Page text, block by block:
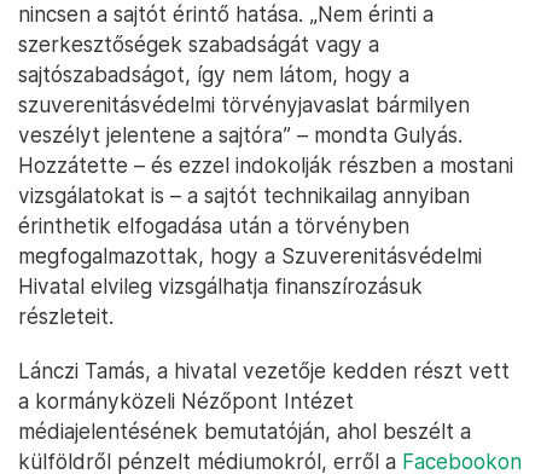
nincsen a sajtót érintő hatása. „Nem érinti a
szerkesztőségek szabadságát vagy a
sajtószabadságot, így nem látom, hogy a
szuverenitásvédelmi törvényjavaslat bármilyen
veszélyt jelentene a sajtóra” – mondta Gulyás.
Hozzátette – és ezzel indokolják részben a mostani
vizsgálatokat is – a sajtót technikailag annyiban
érinthetik elfogadása után a törvényben
megfogalmazottak, hogy a Szuverenitásvédelmi
Hivatal elvileg vizsgálhatja finanszírozásuk
részleteit.
Lánczi Tamás, a hivatal vezetője kedden részt vett
a kormányközeli Nézőpont Intézet
médiajelentésének bemutatóján, ahol beszélt a
külföldről pénzelt médiumokról, erről a Facebookon